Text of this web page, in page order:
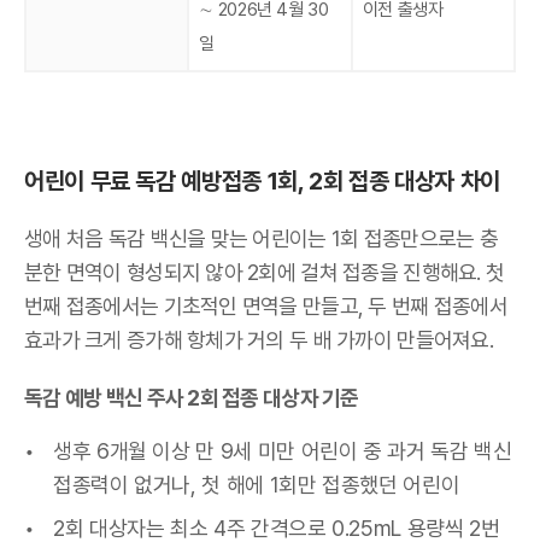
∼ 2026년 4월 30
일
이전 출생자
어린이 무료 독감 예방접종 1회, 2회 접종 대상자 차이
생애 처음 독감 백신을 맞는 어린이는 1회 접종만으로는 충
분한 면역이 형성되지 않아 2회에 걸쳐 접종을 진행해요. 첫
번째 접종에서는 기초적인 면역을 만들고, 두 번째 접종에서
효과가 크게 증가해 항체가 거의 두 배 가까이 만들어져요.
독감 예방 백신 주사 2회 접종 대상자 기준
생후 6개월 이상 만 9세 미만 어린이 중 과거 독감 백신
접종력이 없거나, 첫 해에 1회만 접종했던 어린이
2회 대상자는 최소 4주 간격으로 0.25mL 용량씩 2번